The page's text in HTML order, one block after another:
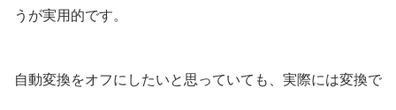
うが実用的です。
自動変換をオフにしたいと思っていても、実際には変換で